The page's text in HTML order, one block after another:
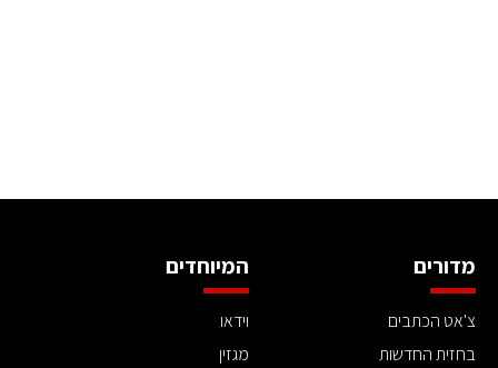
מדורים
צ'אט הכתבים
בחזית החדשות
המיוחדים
וידאו
מגזין